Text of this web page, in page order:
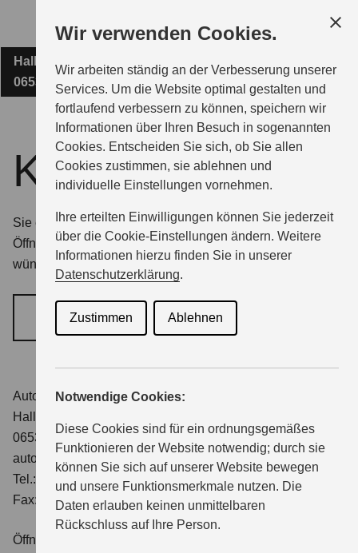
Wir verwenden Cookies.
Wir arbeiten ständig an der Verbesserung unserer
Services. Um die Website optimal gestalten und
fortlaufend verbessern zu können, speichern wir
Informationen über Ihren Besuch in sogenannten
Cookies. Entscheiden Sie sich, ob Sie allen
Cookies zustimmen, sie ablehnen und
individuelle Einstellungen vornehmen.
Ihre erteilten Einwilligungen können Sie jederzeit
über die Cookie-Einstellungen ändern. Weitere
Informationen hierzu finden Sie in unserer
Datenschutzerklärung.
Zustimmen Ablehnen
Notwendige Cookies:
Diese Cookies sind für ein ordnungsgemäßes
Funktionieren der Website notwendig; durch sie
können Sie sich auf unserer Website bewegen
und unsere Funktionsmerkmale nutzen. Die
Daten erlauben keinen unmittelbaren
Rückschluss auf Ihre Person.
Hauptinhalt
AUTOSERVICE GREMMER GMBH
MODELLE
ZUBEHÖR
BERATUNG & KAUF
GESCHÄFTSKUNDEN
ÜBER UNS
Halle-Kasseler-Straße 233a
06536 Südharz (OT Bennungen)
Kontakt
Sie erreichen uns telefonisch zu den unten angegebenen
Öffnungszeiten. Wenn Sie einen Beratungstermin
wünschen, nutzen Sie am besten unser Kontaktformular.
BERATUNGSTERMIN VEREINBAREN
Autoservice Gremmer GmbH
Halle-Kasseler-Straße 233a
06536 Südharz (OT Bennungen)
auto-gremmer@suzuki-handel.de
Tel.: 034651-92206
Fax: 034651-2717
Öffnungszeiten Verkauf